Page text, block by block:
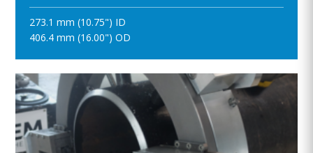
273.1 mm (10.75") ID
406.4 mm (16.00") OD
AÑADIR A LA CESTA